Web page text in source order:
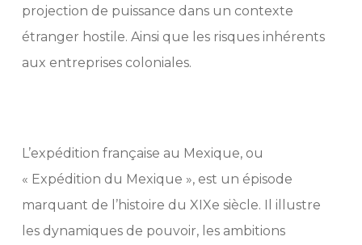
projection de puissance dans un contexte
étranger hostile. Ainsi que les risques inhérents
aux entreprises coloniales.
L’expédition française au Mexique, ou
« Expédition du Mexique », est un épisode
marquant de l’histoire du XIXe siècle. Il illustre
les dynamiques de pouvoir, les ambitions